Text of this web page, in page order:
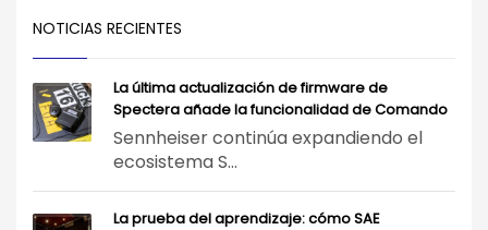
NOTICIAS RECIENTES
La última actualización de firmware de
Spectera añade la funcionalidad de Comando
Sennheiser continúa expandiendo el
ecosistema S...
La prueba del aprendizaje: cómo SAE